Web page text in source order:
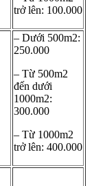
trở lên: 100.000
– Dưới 500m2:
250.000
– Từ 500m2
đến dưới
1000m2:
300.000
– Từ 1000m2
trở lên: 400.000